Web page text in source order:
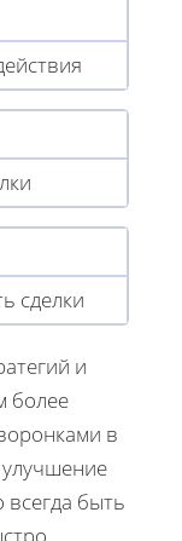
сделки
и
более
в
улучшение
всегда быть